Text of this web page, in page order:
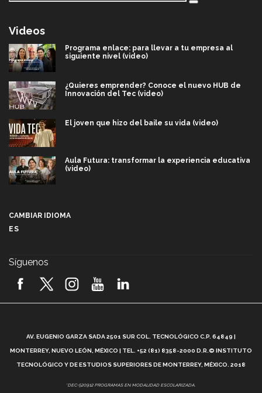
Videos
Programa enlace: para llevar a tu empresa al
siguiente nivel (video)
¿Quieres emprender? Conoce el nuevo HUB de
Innovación del Tec (video)
El joven que hizo del baile su vida (video)
Aula Futura: transformar la experiencia educativa
(video)
2026! (video)
¿Cómo es el Modelo Educativo Tec? (video)
Vida Tec: Feminismo e Inteligencia Artificial, Paola
CAMBIAR IDIOMA
ES
Síguenos
AV. EUGENIO GARZA SADA 2501 SUR COL. TECNOLÓGICO C.P. 64849 |
MONTERREY, NUEVO LEÓN, MÉXICO | TEL. +52 (81) 8358-2000 D.R.© INSTITUTO
TECNOLÓGICO Y DE ESTUDIOS SUPERIORES DE MONTERREY, MÉXICO. 2018
*DEC-520912 PROGRAMAS EN MODALIDAD ESCOLARIZADA.